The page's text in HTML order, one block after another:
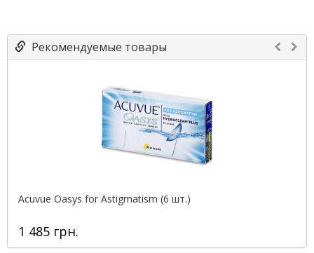
Рекомендуемые товары
Acuvue Oasys for Astigmatism (6 шт.)
1 485 грн.